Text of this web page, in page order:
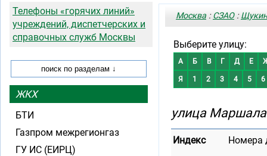
Москва :СЗАО:
Выберите улицу:
А Б В Г Д Е
Я 1 2 3 4 5 6
улица
Индекс
Номера
Телефоны «горячих линий»
учреждений, диспетчерских и
справочных служб Москвы
ЖКХ
БТИ
Газпром межрегионгаз
ГУ ИС (ЕИРЦ)